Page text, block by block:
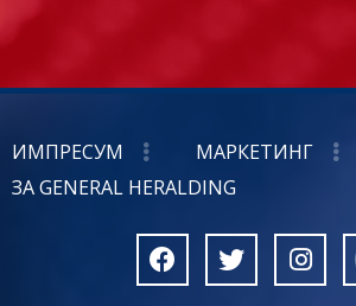
ИМПРЕСУМ МАРКЕТИНГ
ЗА GENERAL HERALDING